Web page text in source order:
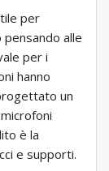
per
alle
per i
hanno
un
è la
e supporti.